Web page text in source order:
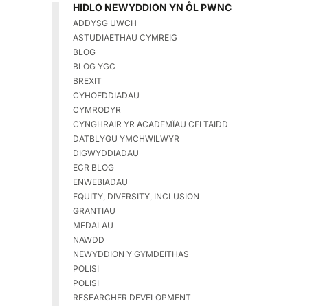
HIDLO NEWYDDION YN ÔL PWNC
ADDYSG UWCH
ASTUDIAETHAU CYMREIG
BLOG
BLOG YGC
BREXIT
CYHOEDDIADAU
CYMRODYR
CYNGHRAIR YR ACADEMÏAU CELTAIDD
DATBLYGU YMCHWILWYR
DIGWYDDIADAU
ECR BLOG
ENWEBIADAU
EQUITY, DIVERSITY, INCLUSION
GRANTIAU
MEDALAU
NAWDD
NEWYDDION Y GYMDEITHAS
POLISI
POLISI
RESEARCHER DEVELOPMENT